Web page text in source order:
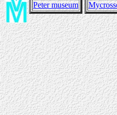
Peter museum